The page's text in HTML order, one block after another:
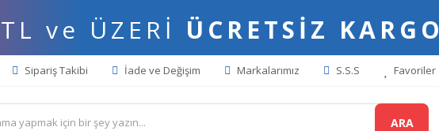
ve ÜZERİ ÜCRETSİZ KARGO
Sipariş Takibi İade ve Değişim Markalarımız S.S.S Favoriler
ARA